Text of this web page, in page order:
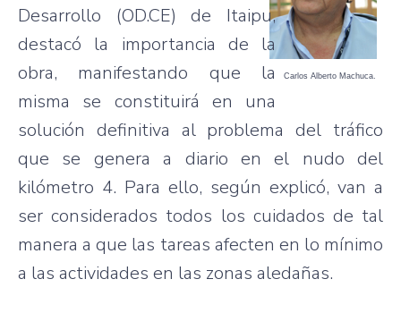
Carlos Alberto Machuca.
Desarrollo (OD.CE) de Itaipu,
destacó la importancia de la
obra, manifestando que la
misma se constituirá en una
solución definitiva al problema del tráfico
que se genera a diario en el nudo del
kilómetro 4. Para ello, según explicó, van a
ser considerados todos los cuidados de tal
manera a que las tareas afecten en lo mínimo
a las actividades en las zonas aledañas.